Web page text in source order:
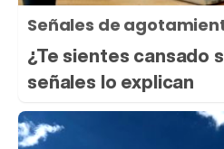
Señales de
¿Te sientes cansado
señales lo explican